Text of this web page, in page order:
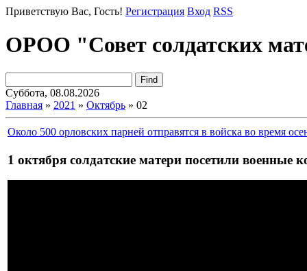
Приветствую Вас, Гость! Регистрация Вход RSS
ОРОО "Совет солдатских
Суббота, 08.08.2026
Главная » 2021 » Октябрь » 02
Около 500 орловских парней отправятся в войска во время
1 октября солдатские матери посетили